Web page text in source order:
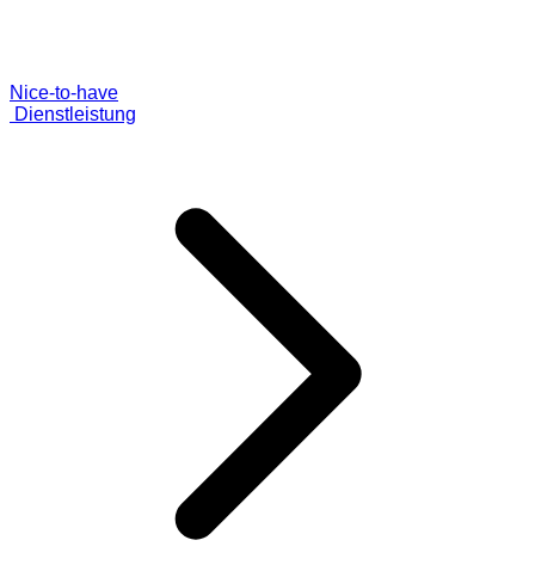
Nice-to-have
Dienstleistung